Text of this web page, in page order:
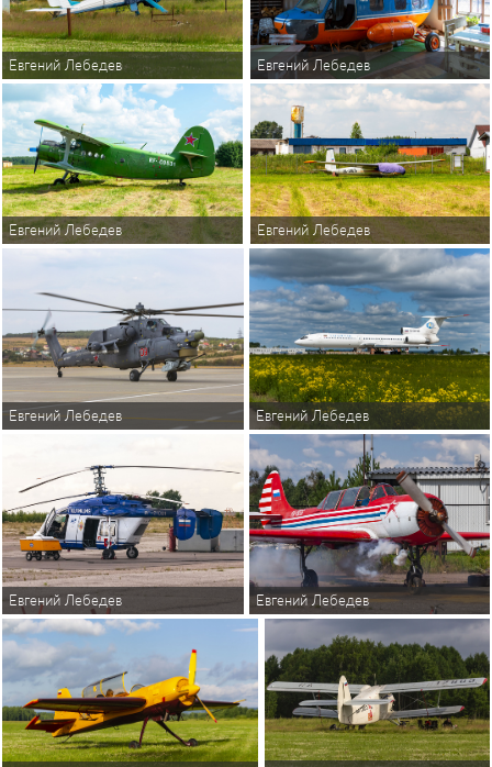
Евгений Лебедев Евгений Лебедев
Евгений Лебедев Евгений Лебедев
Евгений Лебедев Евгений Лебедев
Евгений Лебедев Евгений Лебедев